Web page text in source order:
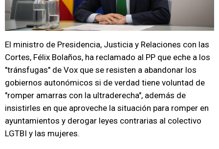
El ministro de Presidencia, Justicia y Relaciones con las
Cortes, Félix Bolaños, ha reclamado al PP que eche a los
"tránsfugas" de Vox que se resisten a abandonar los
gobiernos autonómicos si de verdad tiene voluntad de
"romper amarras con la ultraderecha", además de
insistirles en que aproveche la situación para romper en
ayuntamientos y derogar leyes contrarias al colectivo
LGTBI y las mujeres.